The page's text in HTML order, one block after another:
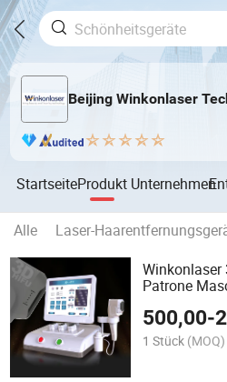
Beijing Winkonlaser
StartseiteProdukt Unternehmen
Alle Laser-
Patrone
Hifu
500,00-
1 Stück (MOQ)